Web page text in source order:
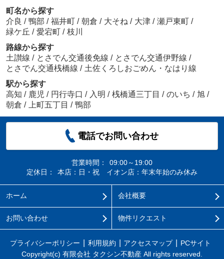
町名から探す
介良 / 鴨部 / 福井町 / 朝倉 / 大そね / 大津 / 瀬戸東町 /
緑ケ丘 / 愛宕町 / 枝川
路線から探す
土讃線 / とさでん交通後免線 / とさでん交通伊野線 /
とさでん交通桟橋線 / 土佐くろしおごめん・なはり線
駅から探す
高知 / 鹿児 / 円行寺口 / 入明 / 桟橋通三丁目 / のいち / 旭 /
朝倉 / 上町五丁目 / 鴨部
電話でお問い合わせ
営業時間：
09:00～19:00
定休日：
本店：日・祝 イオン店：年末年始のみ休み
ホーム 会社概要
お問い合わせ 物件リクエスト
プライバシーポリシー 利用規約 アクセスマップ
PCサイト
Copyright(c) 有限会社 タクシン不動産 All rights reserved.